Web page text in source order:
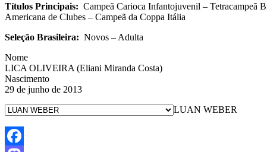
Títulos Principais: Campeã Carioca Infantojuvenil – Tetracampeã
Americana de Clubes – Campeã da Coppa Itália
Seleção Brasileira: Novos – Adulta
Nome
LICA OLIVEIRA (Eliani Miranda Costa)
Nascimento
29 de junho de 2013
LUAN WEBER